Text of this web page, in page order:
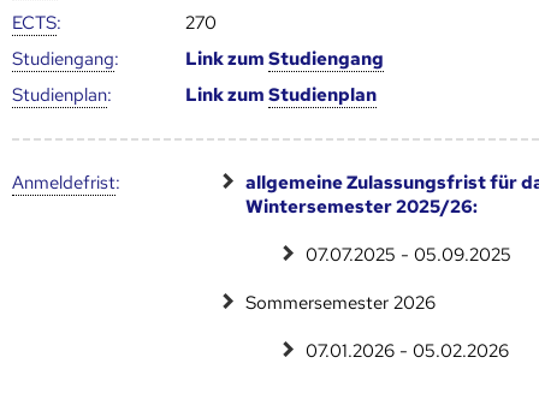
ECTS:
270
Studien­gang: Link zumStudien­gang
Studien­plan: Link zumStudien­plan
Anmelde­frist:
allgemeine Zulassungsfrist für
Wintersemester 2025/26:
07.07.2025 - 05.09.2025
Sommersemester 2026
07.01.2026 - 05.02.2026